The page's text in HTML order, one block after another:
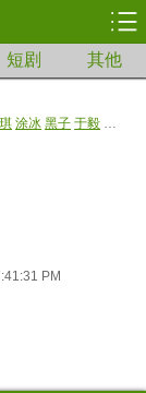
短剧 其他
涂冰 黑子 于毅 杨志刚
PM